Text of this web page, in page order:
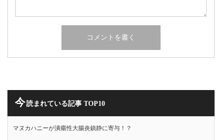
今読まれている記事 TOP10
マヌカハニーが潰瘍性大腸炎鎮静に寄与！？